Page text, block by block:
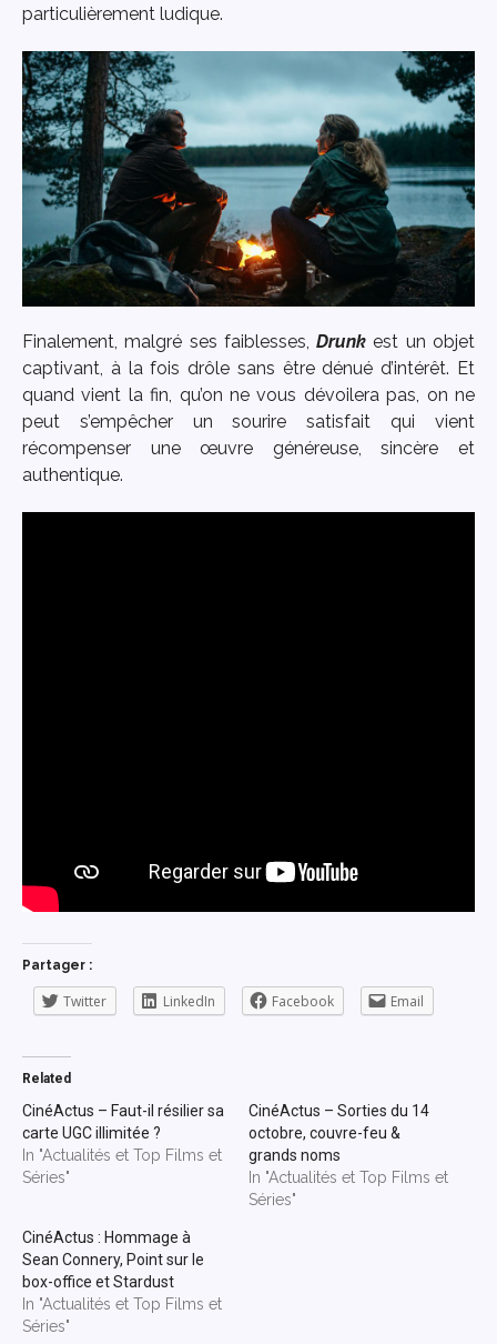
particulièrement ludique.
Finalement, malgré ses faiblesses,Drunk est un objet
captivant, à la fois drôle sans être dénué d’intérêt. Et
quand vient la fin, qu’on ne vous dévoilera pas, on ne
peut s’empêcher un sourire satisfait qui vient
récompenser une œuvre généreuse, sincère et
authentique.
Partager :
Twitter LinkedIn Facebook Email
Related
CinéActus – Faut-il résilier sa
carte UGC illimitée ?
In "Actualités et Top Films et
Séries"
CinéActus – Sorties du 14
octobre, couvre-feu &
grands noms
In "Actualités et Top Films et
Séries"
CinéActus : Hommage à
Sean Connery, Point sur le
box-office et Stardust
In "Actualités et Top Films et
Séries"